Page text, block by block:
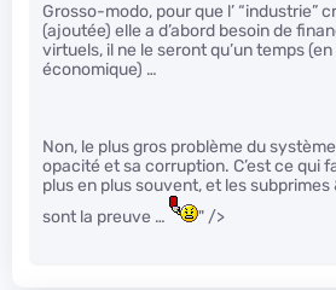
Grosso-modo, pour que l’ “industrie”
(ajoutée) elle a d’abord besoin de
virtuels, il ne le seront qu’un temps
économique) …
Non, le plus gros problème du
opacité et sa corruption. C’est ce qui
plus en plus souvent, et les
sont la preuve …
" />